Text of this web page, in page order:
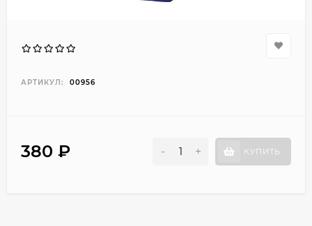
АРТИКУЛ: 00956
380 ₽ - + КУПИТЬ